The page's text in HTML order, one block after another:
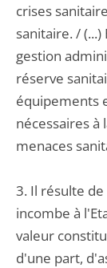
crises
sanitaire. /
gestion
réserve
équipements
nécessaires
menaces
3. Il résulte
incombe à
valeur
d'une part,